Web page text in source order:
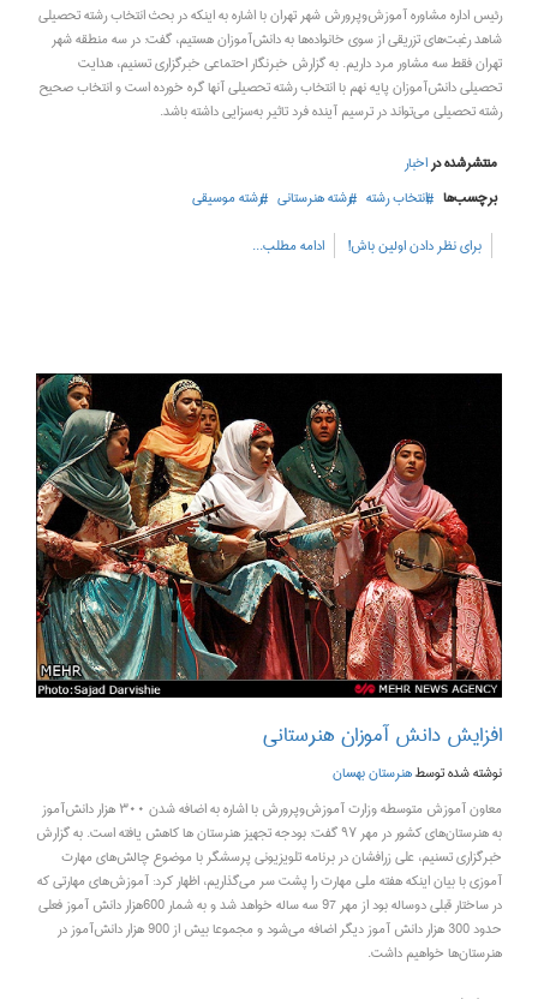
رئیس اداره مشاوره آموزش‌وپرورش شهر تهران با اشاره به اینکه در بحث انتخاب رشته تحصیلی
شاهد رغبت‌های تزریقی از سوی خانواده‌‌ها به دانش‌آموزان هستیم، گفت: در سه منطقه شهر
تهران فقط سه مشاور مرد داریم. به گزارش خبرنگار احتماعی خبرگزاری تسنیم، هدایت
تحصیلی دانش‌آموزان پایه نهم با انتخاب رشته تحصیلی آنها گره خورده است و انتخاب صحیح
رشته تحصیلی می‌تواند در ترسیم آینده فرد تاثیر به‌سزایی داشته باشد.
منتشرشده دراخبار
برچسب‌ها
انتخاب رشته رشته هنرستانی
رشته موسیقی
برای نظر دادن اولین باش!
ادامه مطلب...
افزایش دانش‌ آموزان هنرستانی
نوشته شده توسطهنرستان بهسان
معاون آموزش متوسطه وزارت آموزش‌وپرورش با اشاره به اضافه شدن ۳۰۰ هزار دانش‌آموز
به هنرستان‌های کشور در مهر ۹۷ گفت:‌ بودجه تجهیز هنرستان‌ ها کاهش یافته است. به گزارش
خبرگزاری تسنیم، علی زرافشان در برنامه تلویزیونی پرسشگر با موضوع چالش‌های مهارت
آموزی با بیان اینکه هفته ملی مهارت را پشت سر می‌گذاریم، اظهار کرد: آموزش‌های مهارتی که
در ساختار قبلی دوساله بود از مهر 97 سه ساله خواهد شد و به شمار 600هزار دانش آموز فعلی
حدود 300 هزار دانش آموز دیگر اضافه می‌شود و مجموعا بیش از 900 هزار دانش‌آموز در
هنرستان‌ها خواهیم داشت.